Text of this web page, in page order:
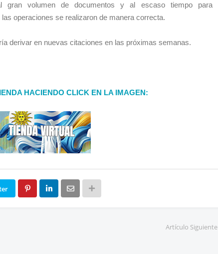
gran volumen de documentos y al escaso tiempo para
operaciones se realizaron de manera correcta.
derivar en nuevas citaciones en las próximas semanas.
HACIENDO CLICK EN LA IMAGEN:
Artículo Siguiente